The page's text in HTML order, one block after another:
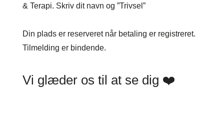
& Terapi. Skriv dit navn og ”Trivsel”
Din plads er reserveret når betaling er registreret.
Tilmelding er bindende.
Vi glæder os til at se dig ❤️